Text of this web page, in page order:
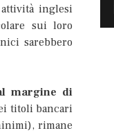
inglesi
sui loro
sarebbero
margine di
titoli bancari
rimane